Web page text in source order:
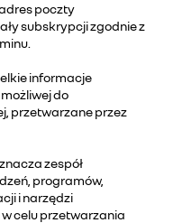
poczty
subskrypcji zgodnie z
informacje
do
przetwarzane przez
zespół
programów,
i narzędzi
celu przetwarzania